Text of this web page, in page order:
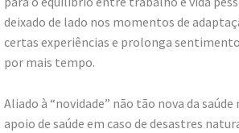
deixado de lado nos momentos de
certas experiências e prolonga
por mais tempo.
Aliado à “novidade” não tão nova da
apoio de saúde em caso de desastres